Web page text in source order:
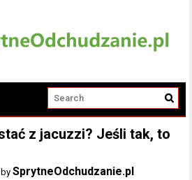
z jacuzzi? Jeśli tak, to
bySprytneOdchudzanie.pl